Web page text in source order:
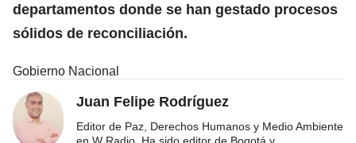
departamentos donde se han gestado procesos
sólidos de reconciliación.
Gobierno Nacional
Juan Felipe Rodríguez
Editor de Paz, Derechos Humanos y Medio Ambiente